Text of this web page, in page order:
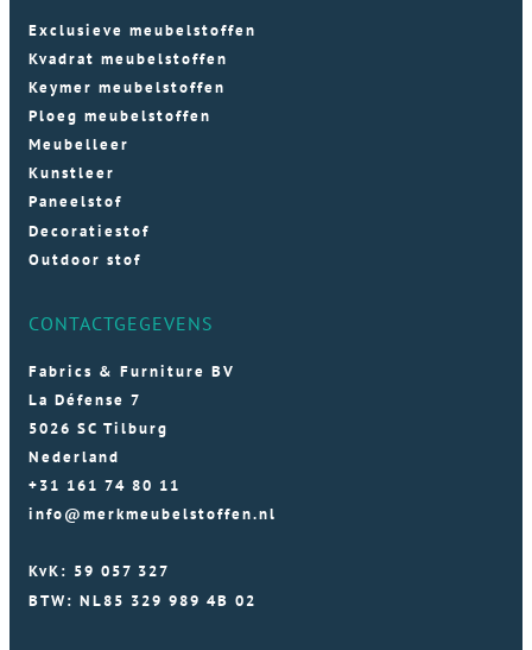
Exclusieve meubelstoffen
Kvadrat meubelstoffen
Keymer meubelstoffen
Ploeg meubelstoffen
Meubelleer
Kunstleer
Paneelstof
Decoratiestof
Outdoor stof
CONTACTGEGEVENS
Fabrics & Furniture BV
La Défense 7
5026 SC Tilburg
Nederland
+31 161 74 80 11
info@merkmeubelstoffen.nl
KvK: 59 057 327
BTW: NL85 329 989 4B 02